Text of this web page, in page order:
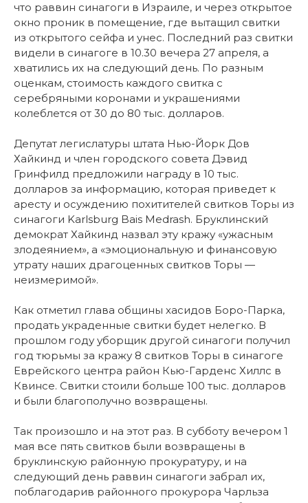
что раввин синагоги в Израиле, и через открытое
окно проник в помещение, где вытащил свитки
из открытого сейфа и унес. Последний раз свитки
видели в синагоге в 10.30 вечера 27 апреля, а
хватились их на следующий день. По разным
оценкам, стоимость каждого свитка с
серебряными коронами и украшениями
колеблется от 30 до 80 тыс. долларов.
Депутат легислатуры штата Нью-Йорк Дов
Хайкинд и член городского совета Дэвид
Гринфилд предложили награду в 10 тыс.
долларов за информацию, которая приведет к
аресту и осуждению похитителей свитков Торы из
синагоги Karlsburg Bais Medrash. Бруклинский
демократ Хайкинд назвал эту кражу «ужасным
злодеянием», а «эмоциональную и финансовую
утрату наших драгоценных свитков Торы —
неизмеримой».
Как отметил глава общины хасидов Боро-Парка,
продать украденные свитки будет нелегко. В
прошлом году уборщик другой синагоги получил
год тюрьмы за кражу 8 свитков Торы в синагоге
Еврейского центра район Кью-Гарденс Хиллс в
Квинсе. Свитки стоили больше 100 тыс. долларов
и были благополучно возвращены.
Так произошло и на этот раз. В субботу вечером 1
мая все пять свитков были возвращены в
бруклинскую районную прокуратуру, и на
следующий день раввин синагоги забрал их,
поблагодарив районного прокурора Чарльза